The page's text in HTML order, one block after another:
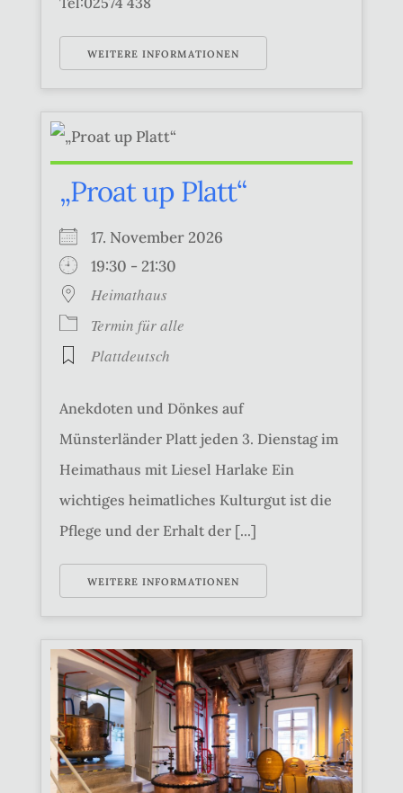
WEITERE INFORMATIONEN
„Proat up Platt“
17. November 2026
19:30 - 21:30
Heimathaus
Termin für alle
Plattdeutsch
Anekdoten und Dönkes auf
Münsterländer Platt jeden 3. Dienstag im
Heimathaus mit Liesel Harlake Ein
wichtiges heimatliches Kulturgut ist die
Pflege und der Erhalt der [...]
WEITERE INFORMATIONEN